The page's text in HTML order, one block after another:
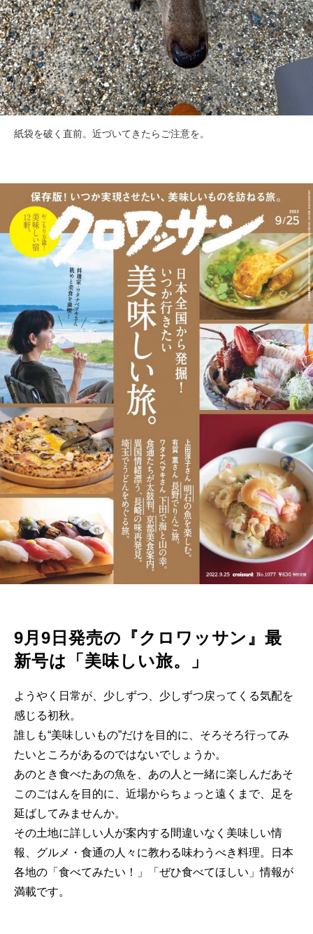
紙袋を破く直前。近づいてきたらご注意を。
9月9日発売の『クロワッサン』最
新号は「美味しい旅。」
ようやく日常が、少しずつ、少しずつ戻ってくる気配を
感じる初秋。
誰しも“美味しいもの”だけを目的に、そろそろ行ってみ
たいところがあるのではないでしょうか。
あのとき食べたあの魚を、あの人と一緒に楽しんだあそ
このごはんを目的に、近場からちょっと遠くまで、足を
延ばしてみませんか。
その土地に詳しい人が案内する間違いなく美味しい情
報、グルメ・食通の人々に教わる味わうべき料理。日本
各地の「食べてみたい！」「ぜひ食べてほしい」情報が
満載です。